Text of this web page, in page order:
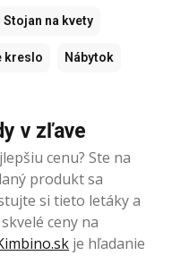
Stojan na kvety
kreslo Nábytok
v zľave
cenu? Ste na
produkt sa
si tieto letáky a
ceny na
je hľadanie